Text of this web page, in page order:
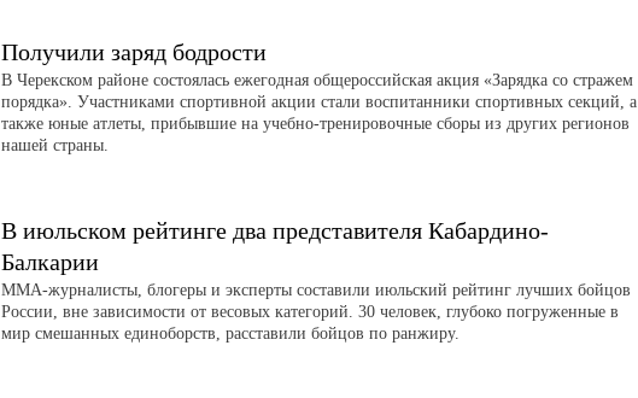
Получили заряд бодрости
В Черекском районе состоялась ежегодная общероссийская акция «Зарядка со стражем
порядка». Участниками спортивной акции стали воспитанники спортивных секций, а
также юные атлеты, прибывшие на учебно-тренировочные сборы из других регионов
нашей страны.
В июльском рейтинге два представителя Кабардино-
Балкарии
ММА-журналисты, блогеры и эксперты составили июльский рейтинг лучших бойцов
России, вне зависимости от весовых категорий. 30 человек, глубоко погруженные в
мир смешанных единоборств, расставили бойцов по ранжиру.